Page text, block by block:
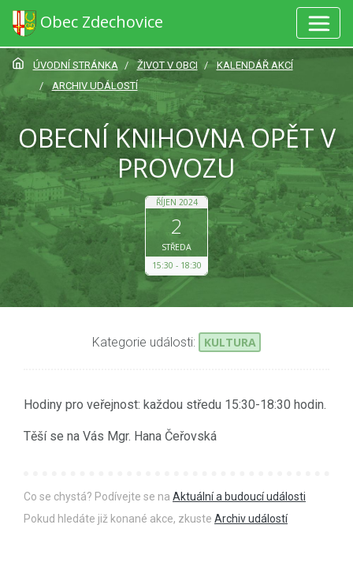
Obec Zdechovice
ÚVODNÍ STRÁNKA ŽIVOT V OBCI
KALENDÁŘ AKCÍ
ARCHIV UDÁLOSTÍ
OBECNÍ KNIHOVNA OPĚT V
PROVOZU
ŘÍJEN 2024
2
STŘEDA
15:30
18:30
Kategorie události: KULTURA
Hodiny pro veřejnost: každou středu 15:30-18:30 hodin.
Těší se na Vás Mgr. Hana Čeřovská
Co se chystá? Podívejte se na Aktuální a budoucí události
Pokud hledáte již konané akce, zkuste Archiv událostí